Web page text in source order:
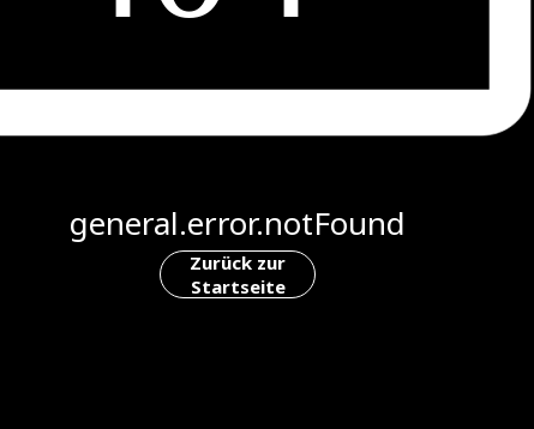
general.error.notFound
Zurück zur
Startseite